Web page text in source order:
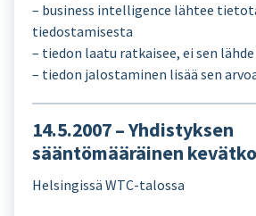
– business intelligence lähtee
tiedostamisesta
– tiedon laatu ratkaisee, ei sen lähde
– tiedon jalostaminen lisää sen
14.5.2007 – Yhdistyksen
sääntömääräinen
Helsingissä WTC-talossa